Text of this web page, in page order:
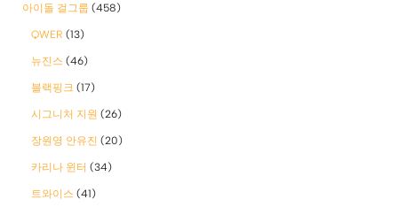
아이돌 걸그룹 (458)
QWER (13)
뉴진스 (46)
블랙핑크 (17)
시그니처 지원 (26)
장원영 안유진 (20)
카리나 윈터 (34)
트와이스 (41)